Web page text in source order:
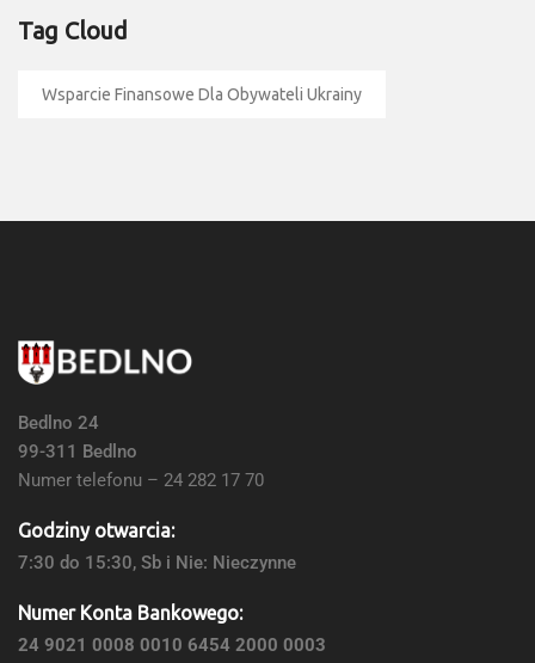
Tag Cloud
Wsparcie Finansowe Dla Obywateli Ukrainy
Bedlno 24
99-311 Bedlno
Numer telefonu – 24 282 17 70
Godziny otwarcia:
7:30 do 15:30, Sb i Nie: Nieczynne
Numer Konta Bankowego:
24 9021 0008 0010 6454 2000 0003